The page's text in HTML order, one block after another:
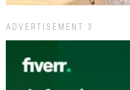
ADVERTISEMENT 3